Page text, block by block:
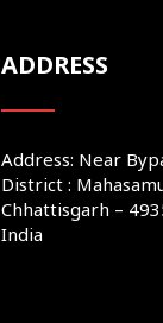
ADDRESS
Address: Near
District :
Chhattisgarh –
India